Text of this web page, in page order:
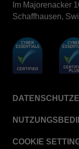
Im Majorenacker
Schaffhausen,
COOKIE